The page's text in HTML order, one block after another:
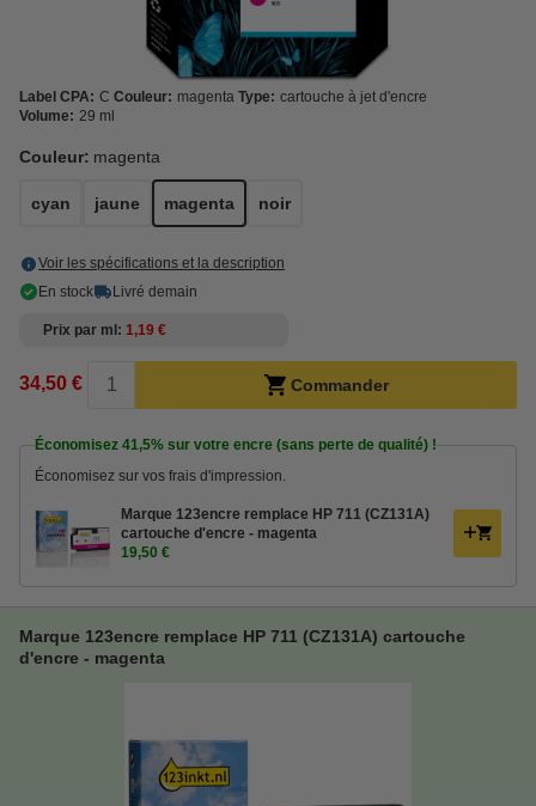
Label CPA: C Couleur: magenta Type: cartouche à jet d'encre
Volume: 29 ml
Couleur: magenta
cyan jaune magenta noir
Voir les spécifications et la description
En stock
Livré demain
Prix par ml 1,19 €
34,50 € Commander
Économisez 41,5% sur votre encre (sans perte de qualité) !
Économisez sur vos frais d'impression.
Marque 123encre remplace HP 711 (CZ131A)
cartouche d'encre - magenta
19,50 €
Marque 123encre remplace HP 711 (CZ131A) cartouche
d'encre - magenta